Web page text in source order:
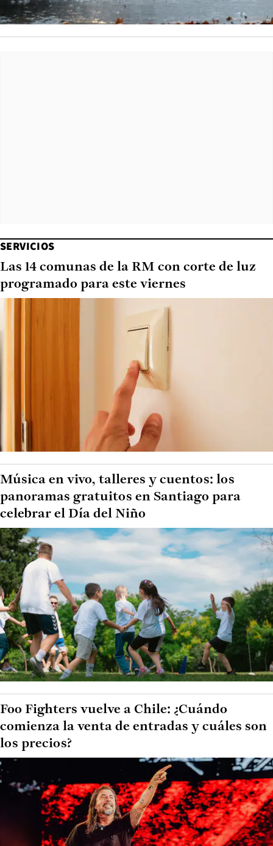
SERVICIOS
Las 14 comunas de la RM con corte de luz
programado para este viernes
Música en vivo, talleres y cuentos: los
panoramas gratuitos en Santiago para
celebrar el Día del Niño
Foo Fighters vuelve a Chile: ¿Cuándo
comienza la venta de entradas y cuáles son
los precios?